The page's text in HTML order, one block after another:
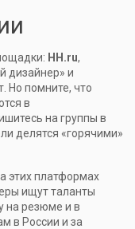
HH.ru,
дизайнер» и
Но помните, что
в
на группы в
делятся «горячими»
этих платформах
ищут таланты
на резюме и в
в России и за